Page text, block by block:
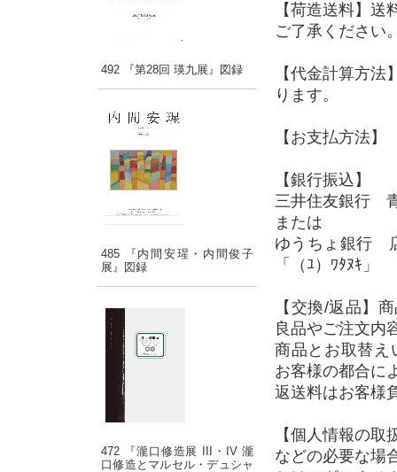
492 『第28回 瑛九展』図録
485 『内間安瑆・内間俊子
展』図録
472 『瀧口修造展 III・IV 瀧
口修造とマルセル・デュシャ
【荷造送料】
ご了承ください
【代金計算方
ります。
【お支払方法】
【銀行振込】
三井住友銀行
または
ゆうちょ銀行
「（ﾕ）ﾜﾀﾇｷ」
【交換/返品】
良品やご注文内
商品とお取替え
お客様の都合に
返送料はお客様
【個人情報の
などの必要な場